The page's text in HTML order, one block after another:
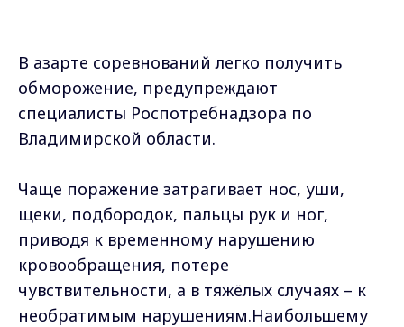
В азарте соревнований легко получить
обморожение, предупреждают
специалисты Роспотребнадзора по
Владимирской области.
Чаще поражение затрагивает нос, уши,
щеки, подбородок, пальцы рук и ног,
приводя к временному нарушению
кровообращения, потере
чувствительности, а в тяжёлых случаях – к
необратимым нарушениям.Наибольшему